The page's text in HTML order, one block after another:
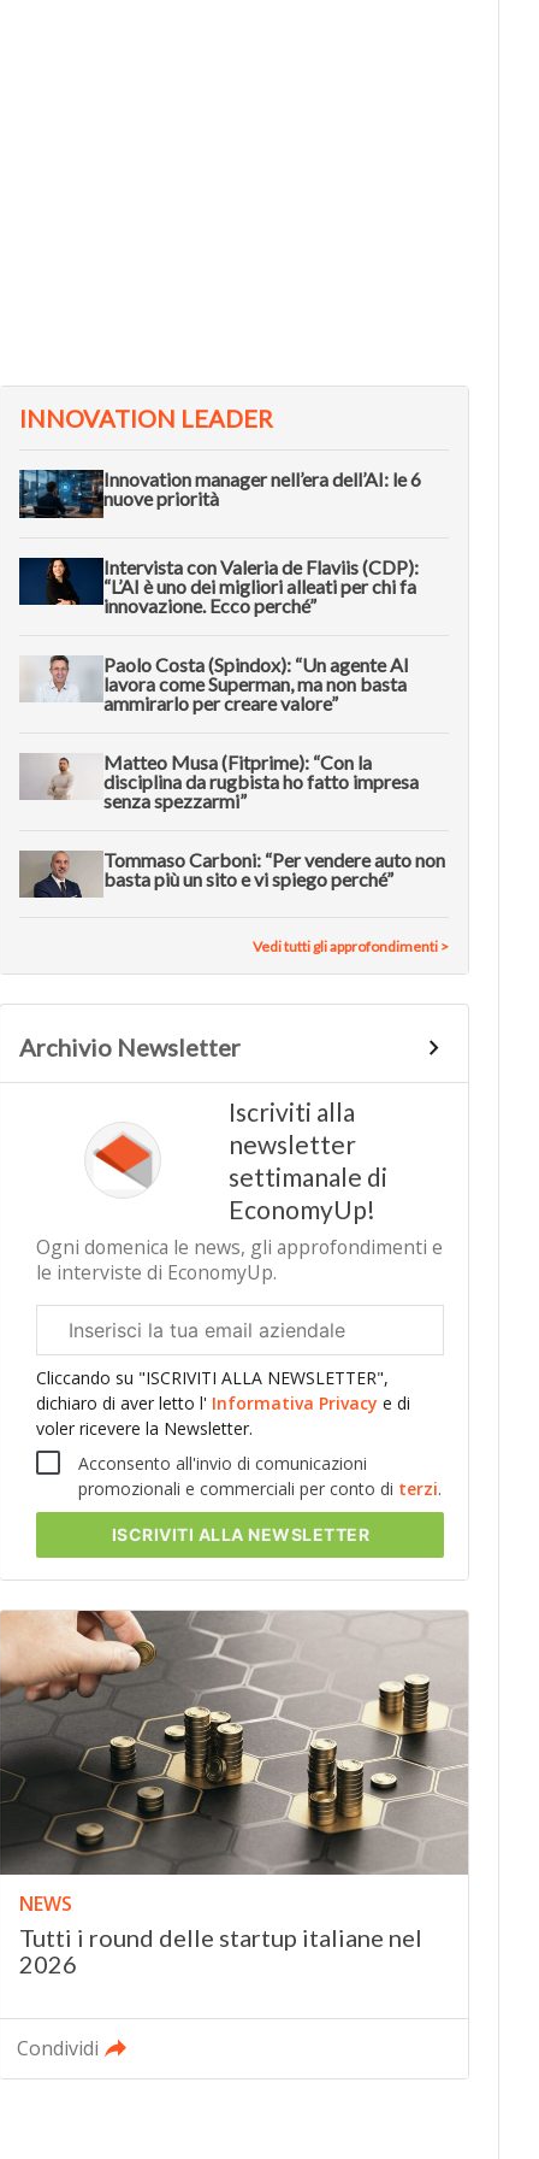
INNOVATION LEADER
Innovation manager nell’era dell’AI: le 6
nuove priorità
Intervista con Valeria de Flaviis (CDP):
“L’AI è uno dei migliori alleati per chi fa
innovazione. Ecco perché”
Paolo Costa (Spindox): “Un agente AI
lavora come Superman, ma non basta
ammirarlo per creare valore”
Matteo Musa (Fitprime): “Con la
disciplina da rugbista ho fatto impresa
senza spezzarmi”
Tommaso Carboni: “Per vendere auto non
basta più un sito e vi spiego perché”
Vedi tutti gli approfondimenti >
Archivio Newsletter
Iscriviti alla
newsletter
settimanale di
EconomyUp!
Ogni domenica le news, gli approfondimenti e
le interviste di EconomyUp.
aziendale
Cliccando su "ISCRIVITI ALLA NEWSLETTER",
dichiaro di aver letto l' Informativa Privacye di
voler ricevere la Newsletter.
Acconsento all'invio di comunicazioni
promozionali e commerciali per conto di terzi.
ISCRIVITI ALLA NEWSLETTER
NEWS
Tutti i round delle startup italiane nel
2026
Condividi